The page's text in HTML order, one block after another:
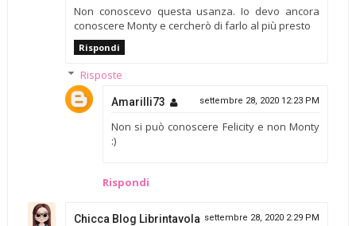
Non conoscevo questa usanza. Io devo ancora
conoscere Monty e cercherò di farlo al più presto
Rispondi
Risposte
Amarilli73 settembre 28, 2020 12:23 PM
Non si può conoscere Felicity e non Monty
:)
Rispondi
Chicca Blog Librintavola settembre 28, 2020 2:29 PM